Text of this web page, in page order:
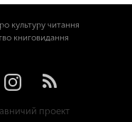
культуру читання
книговидання
проект